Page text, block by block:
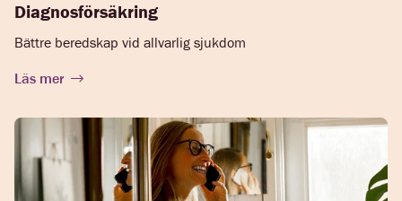
Diagnosförsäkring
Bättre beredskap vid allvarlig sjukdom
Läs mer